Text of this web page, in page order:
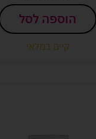
הוספה לסל
קיים במלאי